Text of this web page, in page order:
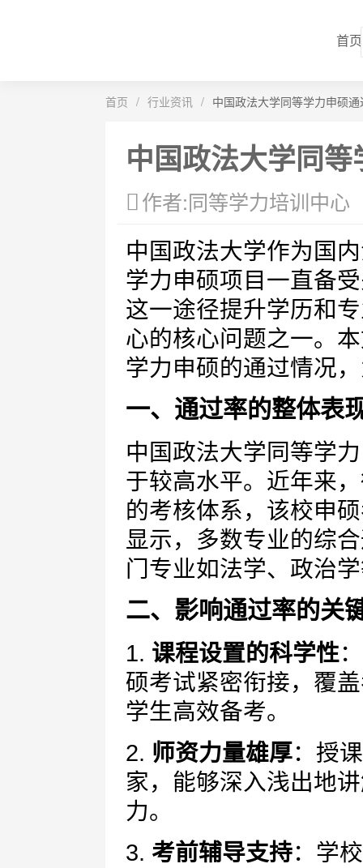
首页
首页 / 行业资讯 / 中国政法大学同等学力申硕
中国政法大学同
作者:同等学力培训中心
中国政法大学作为国
学力申硕项目一直备
这一途径提升学历和
心的核心问题之一。
学力申硕的通过情况
一、通过率的整体表
中国政法大学同等学
于较高水平。近年来
的考核体系，该校申
显示，多数专业的综
门专业如法学、政治
二、影响通过率的关
1. 课程设置的科学性
硕考试紧密衔接，覆
学生高效备考。
2. 师资力量雄厚：授
家，能够深入浅出地
力。
3. 考前辅导支持：学